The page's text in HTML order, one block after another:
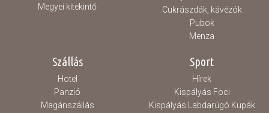
Megyei kitekintő
Cukrászdák, kávézók
Pubok
Menza
Szállás
Hotel
Panzió
Magánszállás
Sport
Hírek
Kispályás Foci
Kispályás Labdarúgó Kupák